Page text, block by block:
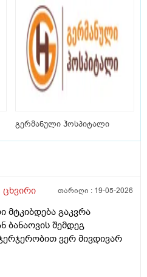
გერმანული ჰოსპიტალი
თარიღი : 19-05-2026
მტკიბდება გაკვრა
ბანაოვის შემდეგ
ვერ მივდივარ